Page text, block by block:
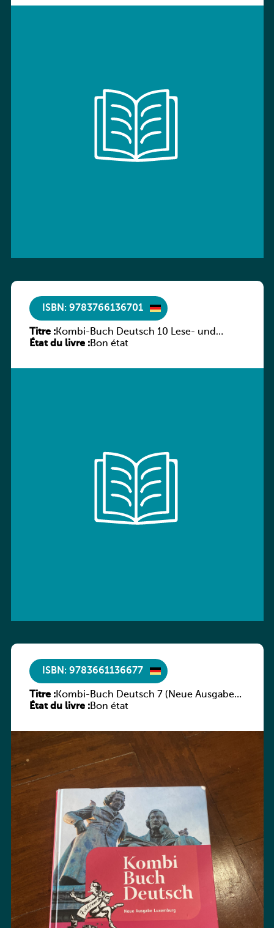
ISBN: 9783766136701
Titre :Kombi-Buch Deutsch 10 Lese- und
Sprachbuch
État du livre :Bon état
ISBN: 9783661136677
Titre :Kombi-Buch Deutsch 7 (Neue Ausgabe
Luxemburg)
État du livre :Bon état